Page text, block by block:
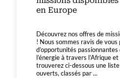
en Europe
Découvrez nos offres de
! Nous sommes ravis de
d’opportunités
l’énergie à travers l’Afrique et
trouverez ci-dessous une
ouverts, classés par ...